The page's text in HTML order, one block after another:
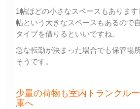
1帖ほどの小さなスペースもありま
帖という大きなスペースもあるので
タイプを借りるといいですね。
急な転勤が決まった場合でも保管場
そうです。
少量の荷物も室内トランクル
庫へ